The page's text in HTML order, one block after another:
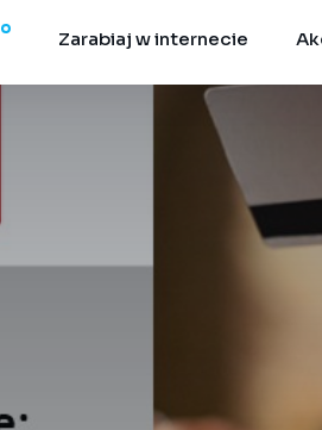
Zarabiaj w internecie